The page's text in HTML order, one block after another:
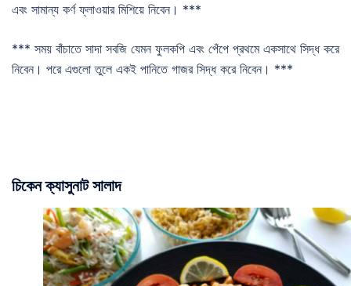
এবং সামান্য কর্ণ ফ্লাওয়ার মিশিয়ে নিবেন। ***
*** সময় বাঁচাতে সাদা সবজি যেমন ফুলকপি এবং পেঁপে প্রথমে একসাথে সিদ্ধ করে
নিবেন। পরে এগুলো তুলে একই পানিতে গাজর সিদ্ধ করে নিবেন। ***
চিকেন ক্যাসুনাট সালাদ